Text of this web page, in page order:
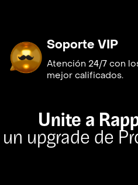
Soporte VIP
Atención 24/7 con
mejor calificados.
Unite a
upgrade de